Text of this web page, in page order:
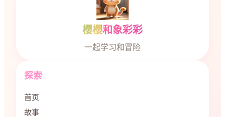
樱樱和象彩彩
一起学习和冒险
探索
首页
故事